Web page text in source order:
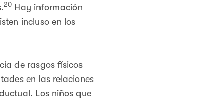
20 Hay información
incluso en los
de rasgos físicos
en las relaciones
Los niños que